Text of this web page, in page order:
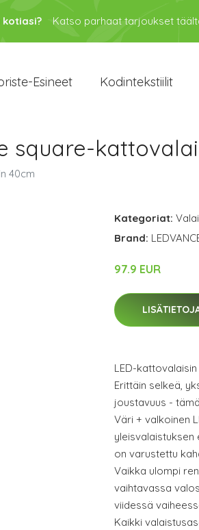
Katso parhaat tarjoukset
Esineet Kodintekstiilit
square-
40cm
Kategoriat:
Brand:
97.9 EUR
LED-
Erittäin selkeä,
joustavuus -
Väri + valkoinen
yleisvalaistuksen
on varustettu
Vaikka ulompi
vaihtavassa
viidessä
Kaikki